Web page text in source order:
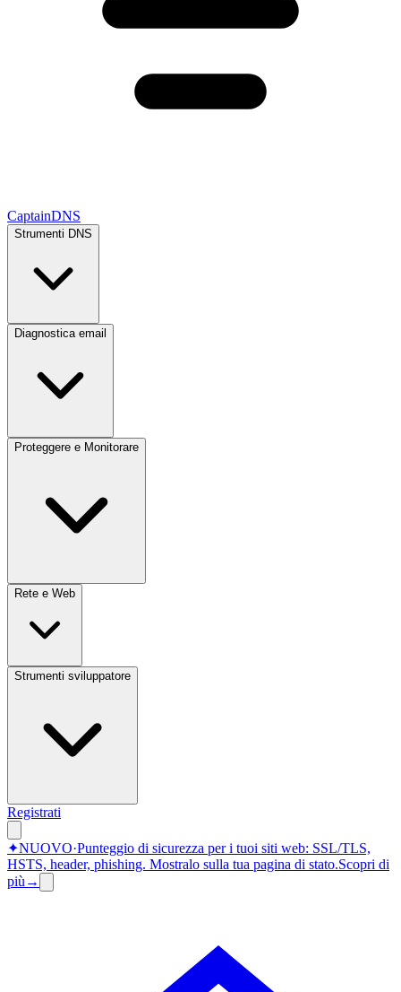
CaptainDNS
Strumenti DNS
Diagnostica email
Proteggere e Monitorare
Rete e Web
Strumenti sviluppatore
Registrati
✦NUOVO·Punteggio di sicurezza per i tuoi siti web: SSL/TLS,
HSTS, header, phishing. Mostralo sulla tua pagina di stato.Scopri di
più →